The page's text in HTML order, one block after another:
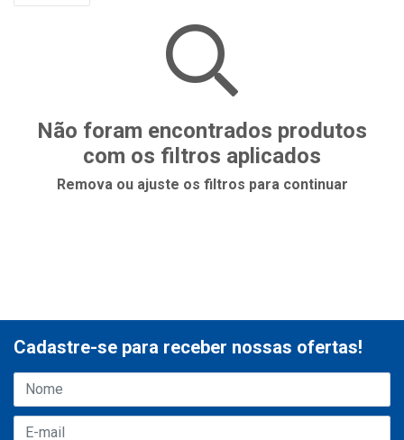
Não foram encontrados produtos
com os filtros aplicados
Remova ou ajuste os filtros para continuar
Cadastre-se para receber nossas ofertas!